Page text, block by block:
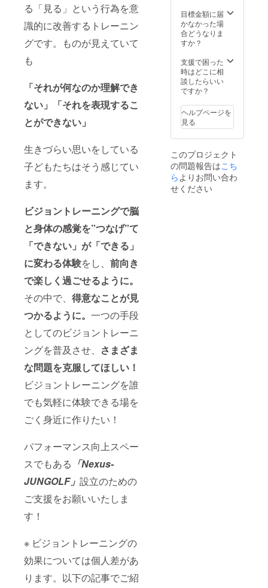
る「見る」という行為を意
識的に改善するトレーニン
グです。ものが見えていて
も
「それが何なのか理解でき
ない」
「それを表現するこ
とができない」
生きづらい思いをしている
子どもたちはそう感じてい
ます。
ビジョントレーニングで脳
と身体の感覚を”つなげ”て
「できない」が「できる」
に変わる体験をし、 前向き
で楽しく過ごせるように。
その中で、 得意なことが見
つかるように。 一つの手段
としてのビジョントレーニ
ングを普及させ、 さまざま
な問題を克服してほしい！
ビジョントレーニングを誰
でも気軽に体験できる場を
ごく身近に作りたい！
パフォーマンス向上スペー
スでもある 「Nexus-
JUNGOLF」 設立のための
ご支援をお願いいたしま
す！
※ ビジョントレーニングの
効果については個人差があ
ります。以下の記事でご紹
品物の
発送は
ござい
残念な
がら、
受講態
度など
により
レッス
講、継
続をお
断りす
る場合
がござ
いま
す。ご
利用開
始/9月
初頭→
末） 受
講日程
はプロ
ジェク
後メー
調整さ
せてい
ただき
ます ※
メール
にて利
用方法
末日
（利用
期間は
てから
連続で
換算し
ます。
３ヶ月
パック
利用開
始/9月
利用期
限11月
末） 受
講日程
分
３ヶ月
施設利
家族１
人分
３ヶ月
施設利
レッス
ンチ
ケッ
ト ４
ご注意
＞ 本プ
ロジェ
クトの
リター
複数購
入で、
６ヶ
月、１
スへと
延長可
能！
レッス
ケット
の分を
ぜひお
得に施
してく
ださい♪
＜内容
＞ ・大
人１人
目標金額に届
かなかった場
合どうなりま
すか？
支援で困った
時はどこに相
談したらいい
ですか？
ヘルプページを
見る
このプロジェクト
の問題報告はこち
ら よりお問い合わ
せください